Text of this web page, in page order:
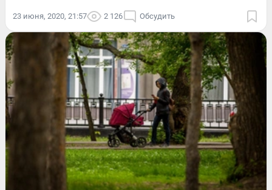
23 июня, 2020, 21:57 2 126 Обсудить